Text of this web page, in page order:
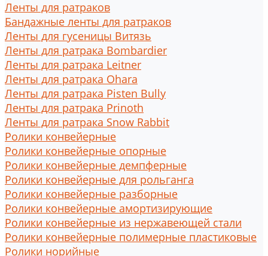
Ленты для ратраков
Бандажные ленты для ратраков
Ленты для гусеницы Витязь
Ленты для ратрака Bombardier
Ленты для ратрака Leitner
Ленты для ратрака Ohara
Ленты для ратрака Pisten Bully
Ленты для ратрака Prinoth
Ленты для ратрака Snow Rabbit
Ролики конвейерные
Ролики конвейерные опорные
Ролики конвейерные демпферные
Ролики конвейерные для рольганга
Ролики конвейерные разборные
Ролики конвейерные амортизирующие
Ролики конвейерные из нержавеющей стали
Ролики конвейерные полимерные пластиковые
Ролики норийные